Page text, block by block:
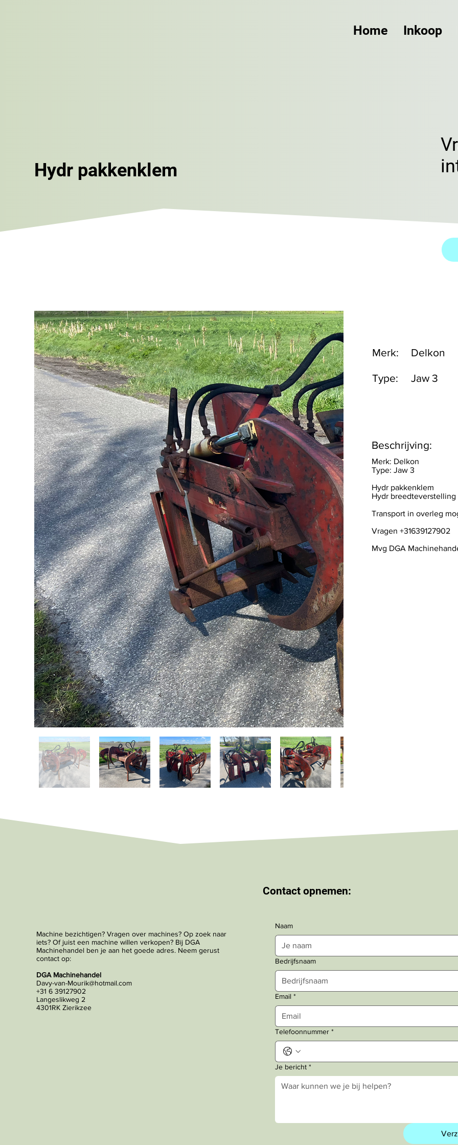
Home Inkoop
Jaw 3
Type:
Delkon
Merk:
Beschrijving:
Merk: Delkon
Type: Jaw 3
Hydr pakkenklem
Hydr breedteverstelling
Transport in overleg
Vragen +31639127902
Mvg DGA
Hydr pakkenklem
Contact opnemen:
Naam
Bedrijfsnaam
Email *
Telefoonnummer *
Je bericht *
Machine bezichtigen? Vragen over machines? Op zoek naar
iets? Of juist een machine willen verkopen? Bij DGA
Machinehandel ben je aan het goede adres. Neem gerust
contact op:
DGA Machinehandel
Davy-van-Mourik@hotmail.com
+31 6 39127902
Langeslikweg 2
4301RK Zierikzee